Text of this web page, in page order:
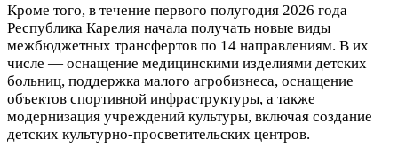
Кроме того, в течение первого полугодия 2026 года
Республика Карелия начала получать новые виды
межбюджетных трансфертов по 14 направлениям. В их
числе — оснащение медицинскими изделиями детских
больниц, поддержка малого агробизнеса, оснащение
объектов спортивной инфраструктуры, а также
модернизация учреждений культуры, включая создание
детских культурно-просветительских центров.